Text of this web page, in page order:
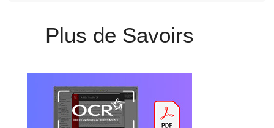
Plus de Savoirs